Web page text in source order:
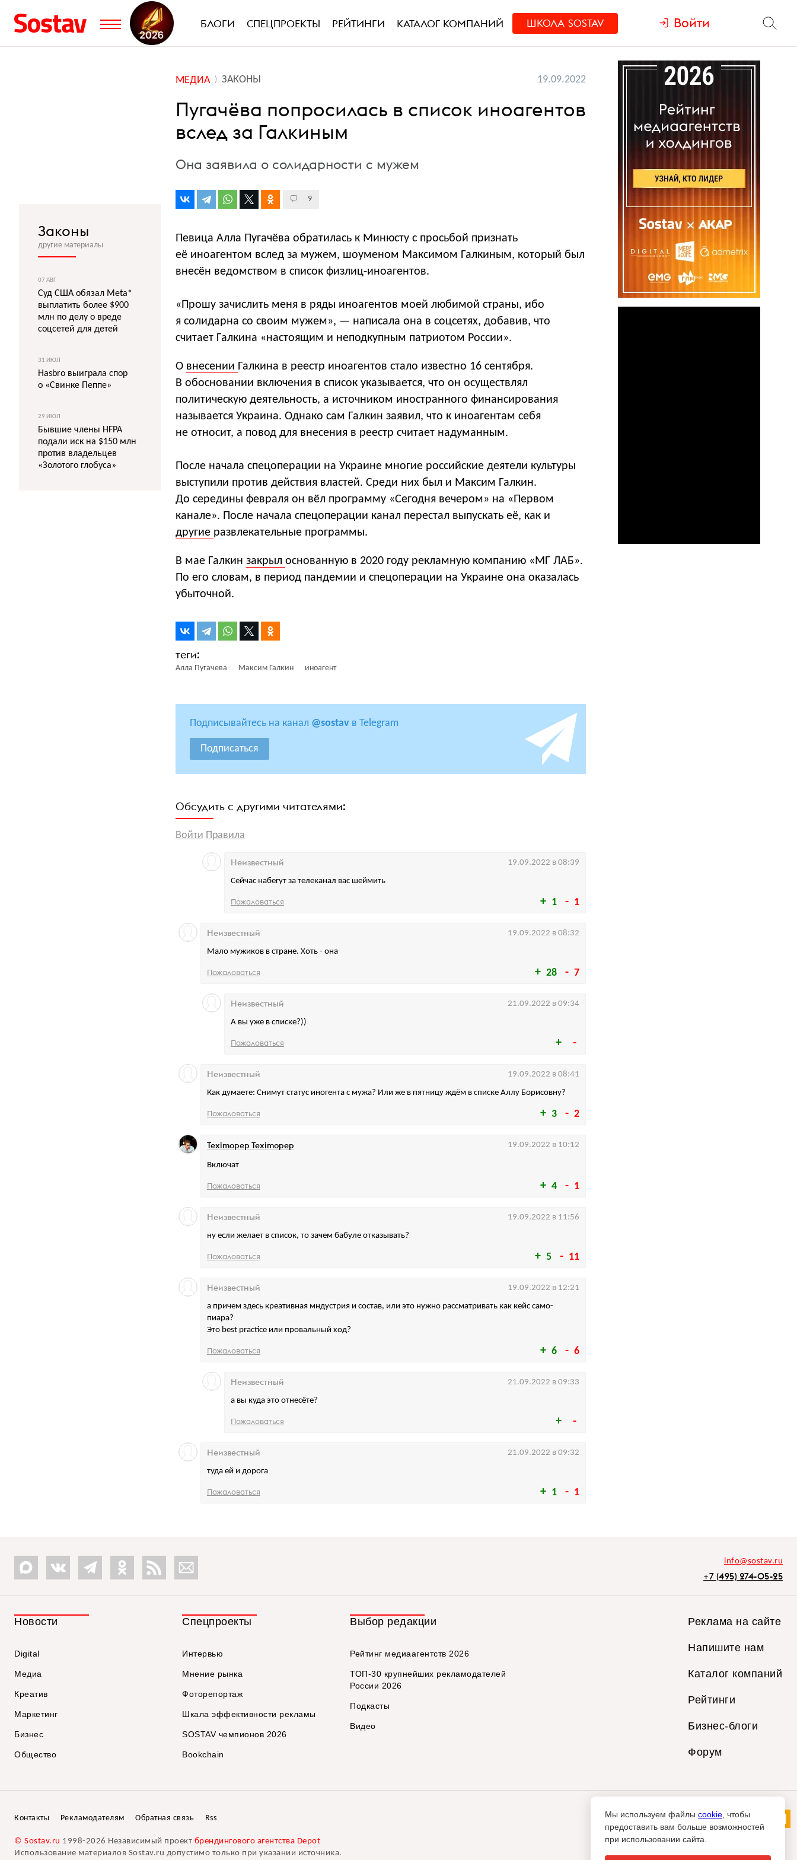
БЛОГИ СПЕЦПРОЕКТЫ РЕЙТИНГИ КАТАЛОГ КОМПАНИЙ ШКОЛА SOSTAV Войти
МЕДИА ЗАКОНЫ 19.09.2022
Пугачёва попросилась в список иноагентов
вслед за Галкиным
Она заявила о солидарности с мужем
9
Певица Алла Пугачёва обратилась к Минюсту c просьбой признать
её иноагентом вслед за мужем, шоуменом Максимом Галкиным, который был
внесён ведомством в список физлиц-иноагентов.
«Прошу зачислить меня в ряды иноагентов моей любимой страны, ибо
я солидарна со своим мужем», — написала она в соцсетях, добавив, что
считает Галкина «настоящим и неподкупным патриотом России».
О внесении Галкина в реестр иноагентов стало известно 16 сентября.
В обосновании включения в список указывается, что он осуществлял
политическую деятельность, а источником иностранного финансирования
называется Украина. Однако сам Галкин заявил, что к иноагентам себя
не относит, а повод для внесения в реестр считает надуманным.
После начала спецоперации на Украине многие российские деятели культуры
выступили против действия властей. Среди них был и Максим Галкин.
До середины февраля он вёл программу «Сегодня вечером» на «Первом
канале». После начала спецоперации канал перестал выпускать её, как и
другие развлекательные программы.
В мае Галкин закрыл основанную в 2020 году рекламную компанию «МГ ЛАБ».
По его словам, в период пандемии и спецоперации на Украине она оказалась
убыточной.
Алла Пугачева Максим Галкин иноагент
Подписывайтесь на канал @sostav в Telegram
Подписаться
Обсудить с другими читателями:
Войти Правила
1 1
Сейчас набегут за телеканал вас шеймить
Неизвестный 19.09.2022 в 08:39
Пожаловаться
28 7
Мало мужиков в стране. Хоть - она
Неизвестный 19.09.2022 в 08:32
Пожаловаться
А вы уже в списке?))
Неизвестный 21.09.2022 в 09:34
Пожаловаться
3 2
Как думаете: Снимут статус иногента с мужа? Или же в пятницу ждём в списке Аллу Борисовну?
Неизвестный 19.09.2022 в 08:41
Пожаловаться
4 1
Включат
Teximopep Teximopep 19.09.2022 в 10:12
Пожаловаться
5 11
ну если желает в список, то зачем бабуле отказывать?
Неизвестный 19.09.2022 в 11:56
Пожаловаться
6 6
а причем здесь креативная мндустрия и состав, или это нужно рассматривать как кейс само-
пиара?
Это best practice или провальный ход?
Неизвестный 19.09.2022 в 12:21
Пожаловаться
а вы куда это отнесёте?
Неизвестный 21.09.2022 в 09:33
Пожаловаться
1 1
туда ей и дорога
Неизвестный 21.09.2022 в 09:32
Пожаловаться
Законы
другие материалы
07 АВГ
Суд США обязал Meta*
выплатить более $900
млн по делу о вреде
соцсетей для детей
31 ИЮЛ
Hasbro выиграла спор
о «Свинке Пеппе»
29 ИЮЛ
Бывшие члены HFPA
подали иск на $150 млн
против владельцев
«Золотого глобуса»
info@sostav.ru
+7 (495) 274-05-25
Новости
Digital
Медиа
Креатив
Маркетинг
Бизнес
Общество
Спецпроекты
Интервью
Мнение рынка
Фоторепортаж
Шкала эффективности рекламы
SOSTAV чемпионов 2026
Bookchain
Выбор редакции
Рейтинг медиаагентств 2026
ТОП-30 крупнейших рекламодателей
России 2026
Подкасты
Видео
Реклама на сайте
Напишите нам
Каталог компаний
Рейтинги
Бизнес-блоги
Форум
Контакты Рекламодателям Обратная связь Rss
© Sostav.ru 1998-2026 Независимый проект брендингового агентства Depot
Использование материалов Sostav.ru допустимо только при указании источника.
Мы используем файлы cookie , чтобы
предоставить вам больше возможностей
при использовании сайта.